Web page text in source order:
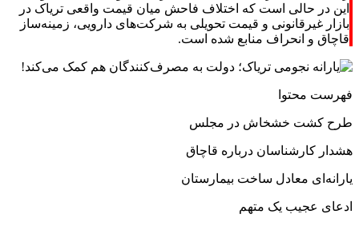
این در حالی است که اختلاف فاحش میان قیمت واقعی تریاک در
بازار غیرقانونی و قیمت تحویلی به شرکت‌های دارویی، زمینه‌ساز
قاچاق و انحراف منابع شده است.
فهرست محتوا
طرح کشت خشخاش در مجلس
هشدار کارشناسان درباره قاچاق
یارانه‌ای معادل ساخت بیمارستان
ادعای عجیب یک متهم